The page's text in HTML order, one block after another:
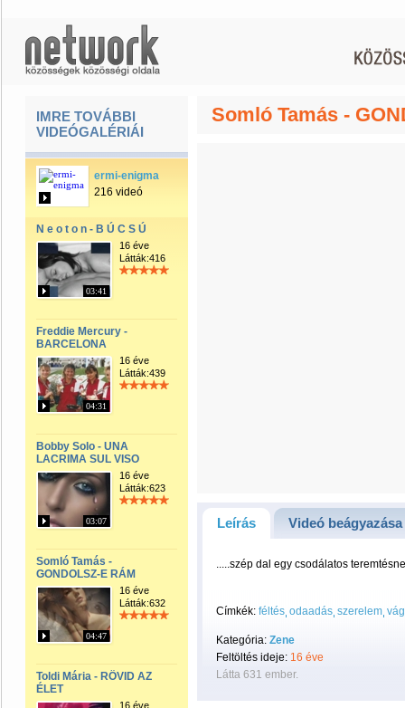
IMRE TOVÁBBI
VIDEÓGALÉRIÁI
ermi-enigma
216 videó
N e o t o n - B Ú C S Ú
03:41
16 éve
Látták:416
Freddie Mercury -
BARCELONA
04:31
16 éve
Látták:439
Bobby Solo - UNA
LACRIMA SUL VISO
03:07
16 éve
Látták:623
Somló Tamás -
GONDOLSZ-E RÁM
04:47
16 éve
Látták:632
Toldi Mária - RÖVID AZ
ÉLET
16 éve
Somló Tamás -
Leírás Videó beágyazása
.....szép dal egy csodálatos
Címkék: féltés odaadás szerelem
Kategória: Zene
Feltöltés ideje: 16 éve
Látta 631 ember.